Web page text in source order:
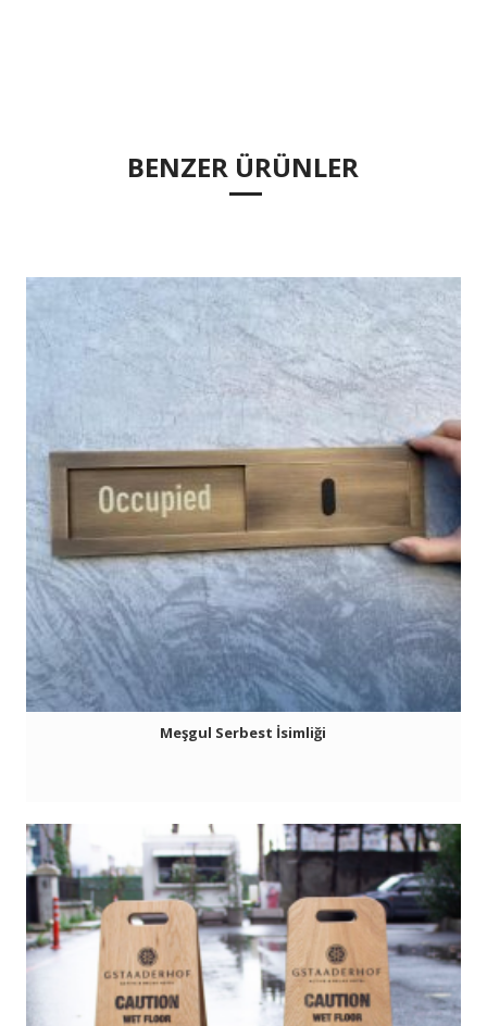
BENZER ÜRÜNLER
Meşgul Serbest İsimliği